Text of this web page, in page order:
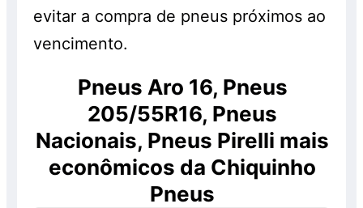
evitar a compra de pneus próximos ao
vencimento.
Pneus Aro 16, Pneus
205/55R16, Pneus
Nacionais, Pneus Pirelli mais
econômicos da Chiquinho
Pneus